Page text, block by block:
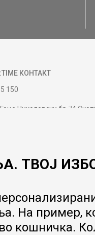
КОНТАКТ
150
Николовски бр.74
до 17:00
ТВОЈ
На пример,
кошничка.